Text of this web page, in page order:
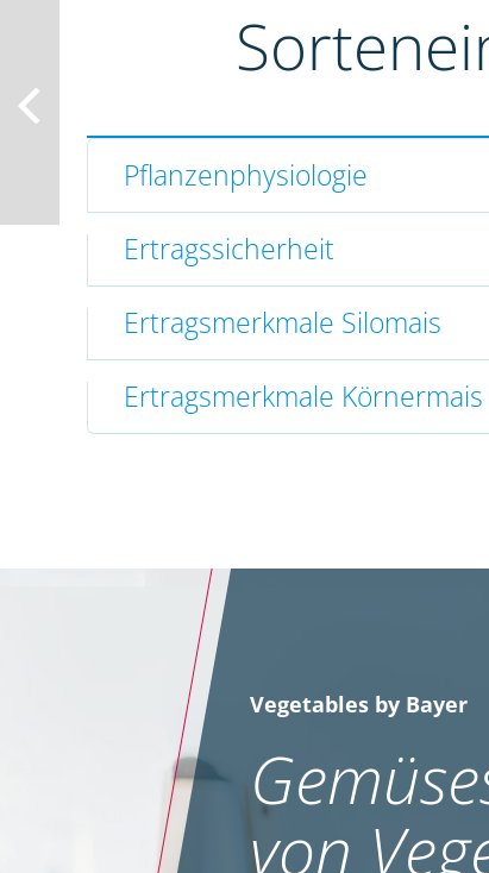
Pflanzenphysiologie
Ertragssicherheit
Ertragsmerkmale Silomais
Ertragsmerkmale Körnermais
Vegetables by Bayer
von